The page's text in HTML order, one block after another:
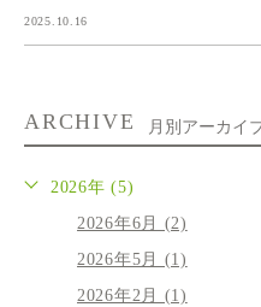
2025.10.16
ARCHIVE 月別アーカイ
2026年 (5)
2026年6月 (2)
2026年5月 (1)
2026年2月 (1)